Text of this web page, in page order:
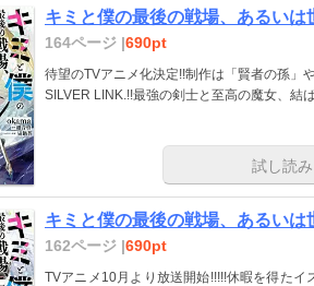
キミと僕の最後の戦場、あるいは
164ページ |690pt
待望のTVアニメ化決定!!制作は「賢者の孫」
SILVER LINK.!!最強の剣士と至高の魔女、結
試し読み
キミと僕の最後の戦場、あるいは
162ページ |690pt
TVアニメ10月より放送開始!!!!!休暇を得た